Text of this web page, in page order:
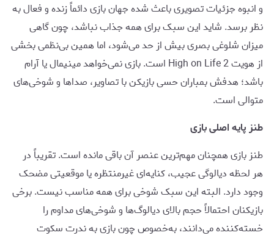
و انبوه جزئیات تصویری باعث شده جهان بازی دائماً زنده و فعال به
نظر برسد. شاید این سبک برای همه جذاب نباشد، چون گاهی
میزان شلوغی بصری بیش از حد می‌شود، اما همین بی‌نظمی بخشی
از هویت High on Life 2 است. بازی نمی‌خواهد مینیمال یا آرام
باشد؛ هدفش بمباران حسی بازیکن با تصاویر، صداها و شوخی‌های
متوالی است.
طنز پایه اصلی بازی
طنز بازی همچنان مهم‌ترین عنصر آن باقی مانده است. تقریباً در
هر لحظه دیالوگی عجیب، کنایه‌ای غیرمنتظره یا موقعیتی مضحک
وجود دارد. البته این سبک شوخی برای همه مناسب نیست. برخی
بازیکنان احتمالاً حجم بالای دیالوگ‌ها و شوخی‌های مداوم را
خسته‌کننده می‌دانند، به‌خصوص چون بازی به ندرت سکوت